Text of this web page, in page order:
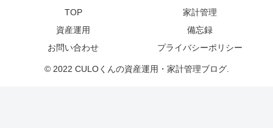
TOP
家計管理
資産運用
備忘録
お問い合わせ
プライバシーポリシー
© 2022 CULOくんの資産運用・家計管理ブログ.